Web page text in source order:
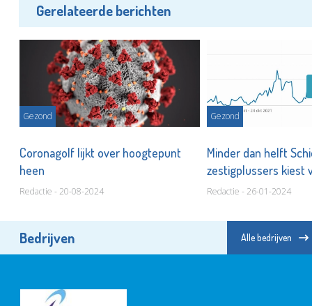
Gerelateerde berichten
Gezond
Coronagolf lijkt over hoogtepunt
heen
Redactie - 20-08-2024
Gezond
Minder dan helft
zestigplussers kiest
Redactie - 26-01-2024
Bedrijven Alle bedrijven